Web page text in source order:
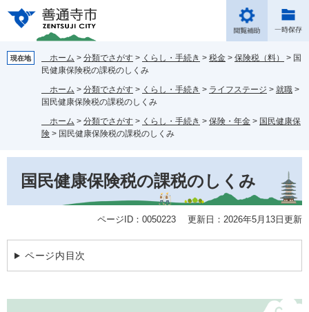
の
先
ー
を
現在地 ホーム > 分類でさがす > くらし・手続き > 税金 > 保険税（料） > 国
民健康保険税の課税のしくみ
ホーム > 分類でさがす > くらし・手続き > ライフステージ > 就職 >
国民健康保険税の課税のしくみ
ホーム > 分類でさがす > くらし・手続き > 保険・年金 > 国民健康保
険 > 国民健康保険税の課税のしくみ
国民健康保険税の課税のしくみ
ページID：0050223 更新日：2026年5月13日更新
ページ内目次